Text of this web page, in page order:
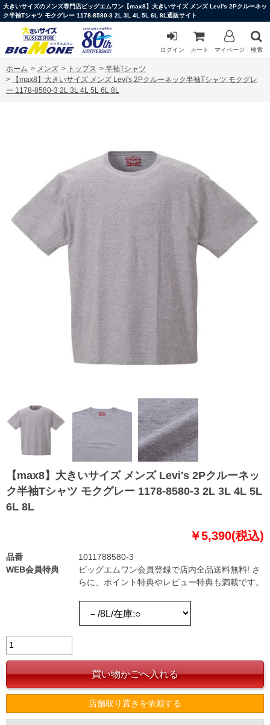
大きいサイズのメンズ専門店ビッグエムワン【max8】大きいサイズ メンズ Levi's 2Pクルーネッ
ク半袖Tシャツ モクグレー 1178-8580-3 2L 3L 4L 5L 6L 8L通販サイト
ログイン カート マイページ 検索
ホーム > メンズ > トップス > 半袖Tシャツ
>
【max8】大きいサイズ メンズ Levi's 2Pクルーネック半袖Tシャツ モクグレ
ー 1178-8580-3 2L 3L 4L 5L 6L 8L
【max8】大きいサイズ メンズ Levi's 2Pクルーネッ
ク半袖Tシャツ モクグレー 1178-8580-3 2L 3L 4L 5L
6L 8L
￥5,390(税込)
品番
1011788580-3
WEB会員特典
ビッグエムワン会員登録で店内全品送料無料! さ
らに、ポイント特典やレビュー特典も満載です。
店舗取り置きを依頼する